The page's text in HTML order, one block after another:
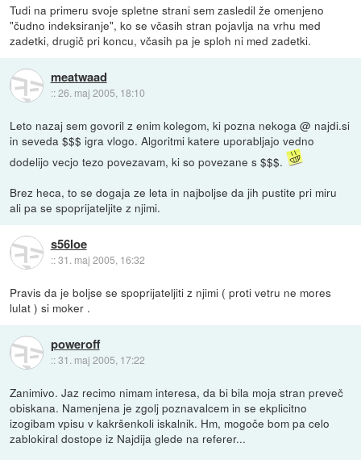
Tudi na primeru svoje spletne strani sem zasledil že omenjeno
"čudno indeksiranje", ko se včasih stran pojavlja na vrhu med
zadetki, drugič pri koncu, včasih pa je sploh ni med zadetki.
meatwaad
::26. maj 2005, 18:10
Leto nazaj sem govoril z enim kolegom, ki pozna nekoga @ najdi.si
in seveda $$$ igra vlogo. Algoritmi katere uporabljajo vedno
dodelijo vecjo tezo povezavam, ki so povezane s $$$.
Brez heca, to se dogaja ze leta in najboljse da jih pustite pri miru
ali pa se spoprijateljite z njimi.
s56loe
::31. maj 2005, 16:32
Pravis da je boljse se spoprijateljiti z njimi ( proti vetru ne mores
lulat ) si moker .
poweroff
::31. maj 2005, 17:22
Zanimivo. Jaz recimo nimam interesa, da bi bila moja stran preveč
obiskana. Namenjena je zgolj poznavalcem in se ekplicitno
izogibam vpisu v kakršenkoli iskalnik. Hm, mogoče bom pa celo
zablokiral dostope iz Najdija glede na referer...